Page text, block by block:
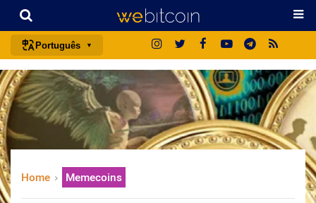
Português
português (BR)
english
español
français
deutsch
Home Memecoins